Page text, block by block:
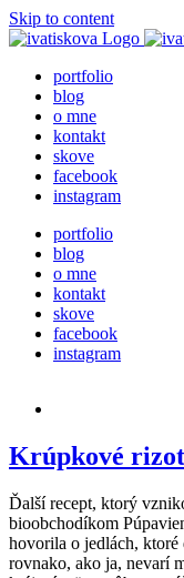
Skip to content
portfolio
blog
o mne
kontakt
skove
facebook
instagram
portfolio
blog
o mne
kontakt
skove
facebook
instagram
Krúpkové
Ďalší recept, ktorý
bioobchodíkom
hovorila o jedlách,
rovnako, ako ja, nevarí